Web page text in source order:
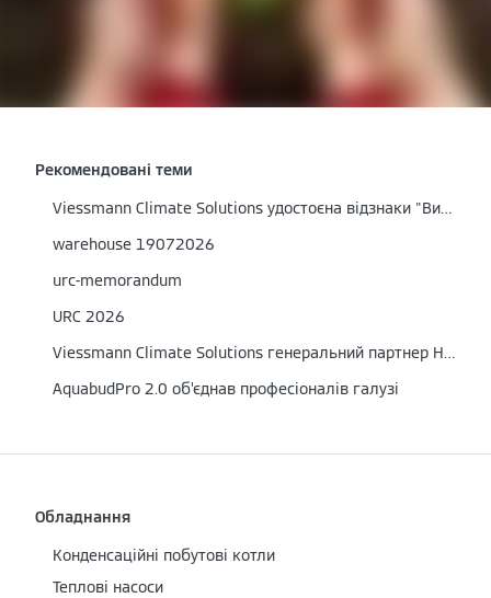
Рекомендовані теми
Viessmann Climate Solutions удостоєна відзнаки "Вибір країни 2024" в номінації "Енергоефективне обладнання для бізнесу, промисловості, комунального та державного сектору".
warehouse 19072026
urc-memorandum
URC 2026
Viessmann Climate Solutions генеральний партнер HeatTech Hackathon у Києві
AquabudPro 2.0 об’єднав професіоналів галузі
Обладнання
Конденсаційні побутові котли
Теплові насоси